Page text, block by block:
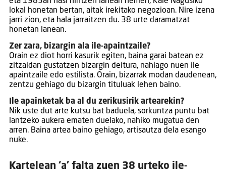
lokal honetan bertan, aitak irekitako negozioan. Nire izena
jarri zion, eta hala jarraitzen du. 38 urte daramatzat
honetan lanean.
Zer zara, bizargin ala ile-apaintzaile?
Orain ez diot horri kasurik egiten, baina garai batean ez
zitzaidan gustatzen bizargin deitura, nahiago nuen ile
apaintzaile edo estilista. Orain, bizarrak modan daudenean,
zentzu gehiago du bizargin tituluak lehen baino.
Ile apainketak ba al du zerikusirik artearekin?
Nik uste dut arte kutsu bat baduela, sorkuntza puntu bat
lantzeko aukera ematen duelako, nahiko mugatua den
arren. Baina artea baino gehiago, artisautza dela esango
nuke.
Kartelean ‘a’ falta zuen 38 urteko ile-